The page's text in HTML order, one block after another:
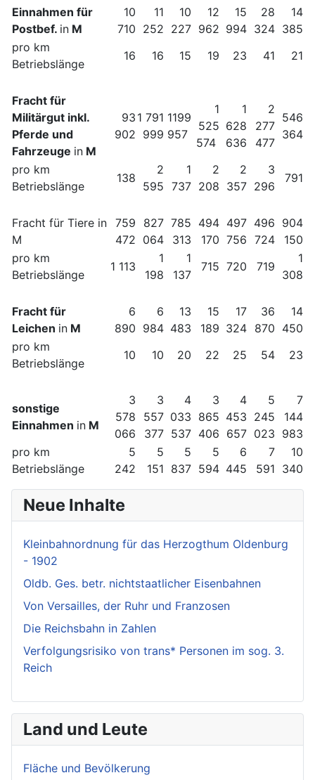
Neue Inhalte
Kleinbahnordnung für das Herzogthum Oldenburg
- 1902
Oldb. Ges. betr. nichtstaatlicher Eisenbahnen
Von Versailles, der Ruhr und Franzosen
Die Reichsbahn in Zahlen
Verfolgungsrisiko von trans* Personen im sog. 3.
Reich
Land und Leute
Fläche und Bevölkerung
Einnahmen für
Postbef. in M
10
710
11
252
10
227
12
962
15
994
28
324
14
385
pro km
Betriebslänge
16 16 15 19 23 41 21
Fracht für
Militärgut inkl.
Pferde und
Fahrzeuge in M
93
902
1 791
999
1199
957
1
525
574
1
628
636
2
277
477
546
364
pro km
Betriebslänge
138
2
595
1
737
2
208
2
357
3
296
791
Fracht für Tiere in
M
759
472
827
064
785
313
494
170
497
756
496
724
904
150
pro km
Betriebslänge
1 113
1
198
1
137
715 720 719
1
308
Fracht für
Leichen in M
6
890
6
984
13
483
15
189
17
324
36
870
14
450
pro km
Betriebslänge
10 10 20 22 25 54 23
sonstige
Einnahmen in M
3
578
066
3
557
377
4
033
537
3
865
406
4
453
657
5
245
023
7
144
983
pro km
Betriebslänge
5
242
5
151
5
837
5
594
6
445
7
591
10
340